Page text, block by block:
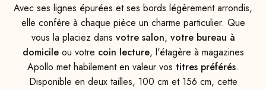
Avec ses lignes épurées et ses bords légèrement arrondis,
elle confère à chaque pièce un charme particulier. Que
vous la placiez dans votre salon, votre bureau à
domicileou votre coin lecture, l'étagère à magazines
Apollo met habilement en valeur vos titres préférés.
Disponible en deux tailles, 100 cm et 156 cm, cette